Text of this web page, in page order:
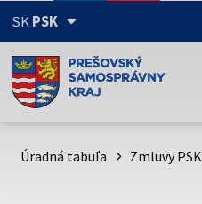
SKPSK
Doména psk.sk je oficiálna
Toto je oficiálna webová
psk.sk.
Úradná tabuľa Zmluvy PSK